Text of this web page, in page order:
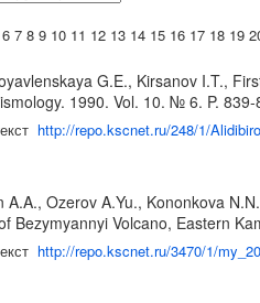
6 7 8 9 10 11 12 13 14 15 16 17 18 19
G.E., Kirsanov I.T.,
1990. Vol. 10. № 6. P. 839-
http://repo.kscnet.ru/248/1/
A.A., Ozerov A.Yu., Kononkova
Bezymyannyi Volcano, Eastern
http://repo.kscnet.ru/3470/1/